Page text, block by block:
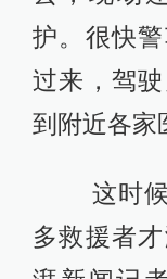
护。很快
过来，驾
到附近各家
这时候
多救援者